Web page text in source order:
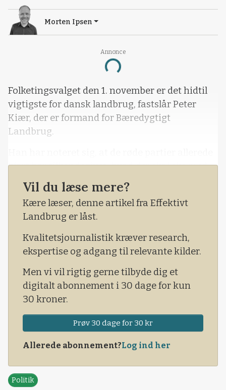
Annonce
Loading...
Morten Ipsen
Folketingsvalget den 1. november er det hidtil
vigtigste for dansk landbrug, fastslår Peter
Kiær, der er formand for Bæredygtigt
Landbrug.
klart har tilkendegivet, hvad der skal ske med
dansk landbrug efter et valg, skulle det blive et
rødt flertal.
Vil du læse mere?
Kære læser, denne artikel fra Effektivt
Landbrug er låst.
Kvalitetsjournalistik kræver research,
ekspertise og adgang til relevante kilder.
Men vi vil rigtig gerne tilbyde dig et
digitalt abonnement i 30 dage for kun
30 kroner.
Prøv 30 dage for 30 kr
Allerede abonnement?Log ind her
Politik